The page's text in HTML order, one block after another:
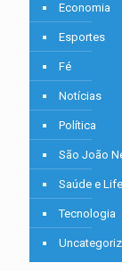
Economia
Esportes
Fé
Notícias
Política
São João
Saúde e
Tecnologia